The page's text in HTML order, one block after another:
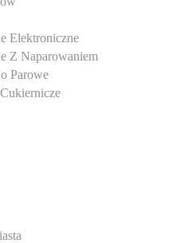
Elektroniczne
Z Naparowaniem
Parowe